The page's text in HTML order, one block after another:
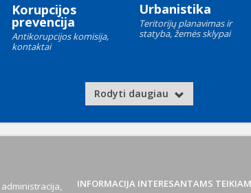
Korupcijos
prevencija
Antikorupcijos komisija,
kontaktai
Urbanistika
Teritorijų planavimas ir
statyba, žemės sklypai
Rodyti daugiau
INFORMACIJA INTERESANTAMS